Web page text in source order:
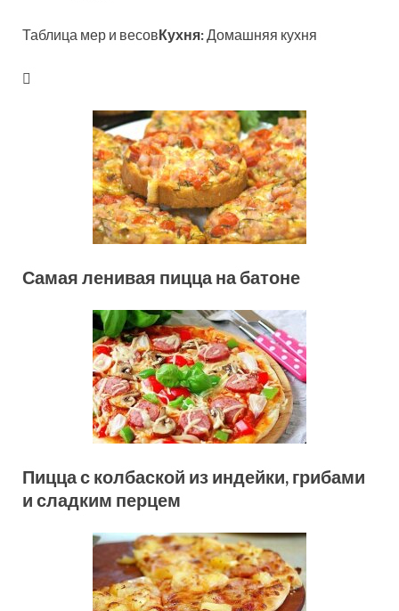
Таблица мер и весовКухня: Домашняя кухня
Самая ленивая пицца на батоне
Пицца с колбаской из индейки, грибами
и сладким перцем